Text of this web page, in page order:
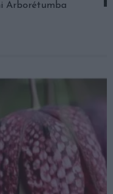
Arborétumba